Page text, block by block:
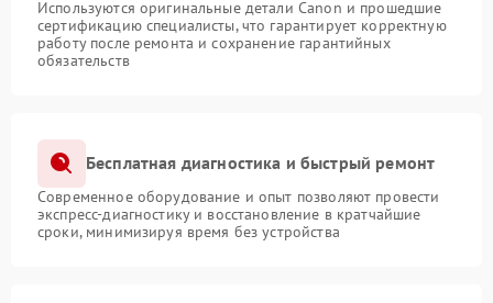
Используются оригинальные детали Canon и прошедшие
сертификацию специалисты, что гарантирует корректную
работу после ремонта и сохранение гарантийных
обязательств
Бесплатная диагностика и быстрый ремонт
Современное оборудование и опыт позволяют провести
экспресс-диагностику и восстановление в кратчайшие
сроки, минимизируя время без устройства